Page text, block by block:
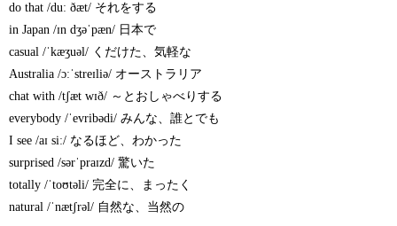
do that /duː ðæt/ それをする
in Japan /ɪn dʒəˈpæn/ 日本で
casual /ˈkæʒuəl/ くだけた、気軽な
Australia /ɔːˈstreɪliə/ オーストラリア
chat with /tʃæt wɪð/ ～とおしゃべりする
everybody /ˈevribədi/ みんな、誰とでも
I see /aɪ siː/ なるほど、わかった
surprised /sərˈpraɪzd/ 驚いた
totally /ˈtoʊtəli/ 完全に、まったく
natural /ˈnætʃrəl/ 自然な、当然の